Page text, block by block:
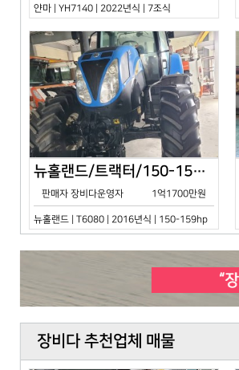
얀마 | YH7140 | 2022년식 | 7조식
뉴홀랜드/트랙터/150-159hp/T6080/2016년식
판매자 장비다운영자 1억1700만원
뉴홀랜드 | T6080 | 2016년식 | 150-159hp
장비다 추천업체 매물